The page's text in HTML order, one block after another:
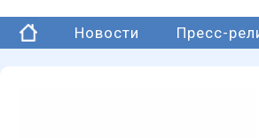
Новости Пресс-